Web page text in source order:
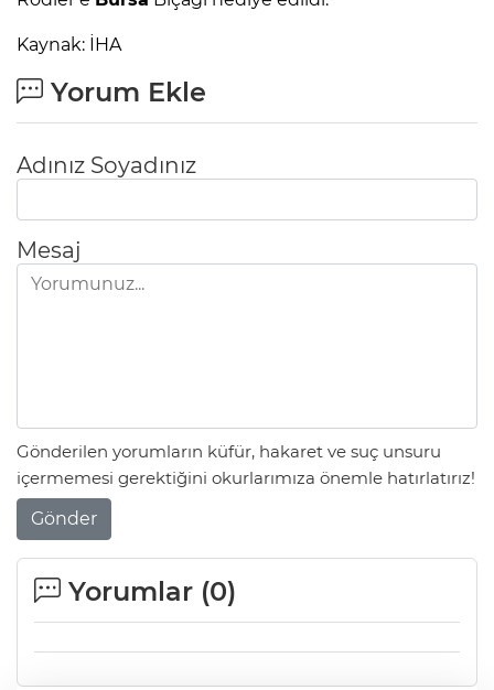
Kaynak: İHA
Yorum Ekle
Adınız Soyadınız
Mesaj
Gönderilen yorumların küfür, hakaret ve suç unsuru
içermemesi gerektiğini okurlarımıza önemle hatırlatırız!
Gönder
Yorumlar (0)